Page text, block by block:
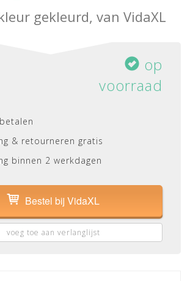
gekleurd, van VidaXL
op
voorraad
& retourneren gratis
binnen 2 werkdagen
Bestel bij VidaXL
voeg toe aan verlanglijst